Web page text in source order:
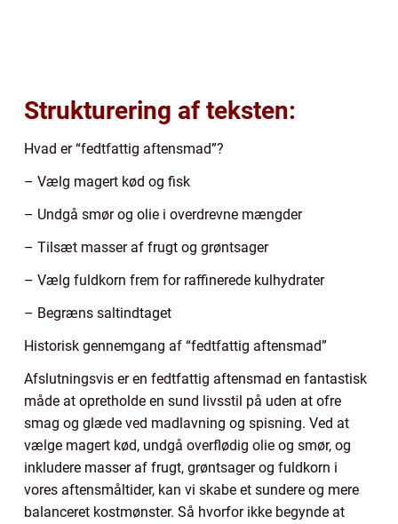
Strukturering af teksten:
Hvad er “fedtfattig aftensmad”?
– Vælg magert kød og fisk
– Undgå smør og olie i overdrevne mængder
– Tilsæt masser af frugt og grøntsager
– Vælg fuldkorn frem for raffinerede kulhydrater
– Begræns saltindtaget
Historisk gennemgang af “fedtfattig aftensmad”
Afslutningsvis er en fedtfattig aftensmad en fantastisk
måde at opretholde en sund livsstil på uden at ofre
smag og glæde ved madlavning og spisning. Ved at
vælge magert kød, undgå overflødig olie og smør, og
inkludere masser af frugt, grøntsager og fuldkorn i
vores aftensmåltider, kan vi skabe et sundere og mere
balanceret kostmønster. Så hvorfor ikke begynde at